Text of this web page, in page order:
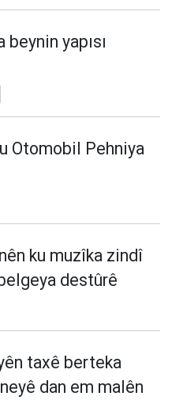
beynin yapısı
Otomobil Pehniya
ku muzîka zindî
destûrê
taxê berteka
dan em malên